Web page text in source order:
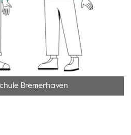
Bremerhaven